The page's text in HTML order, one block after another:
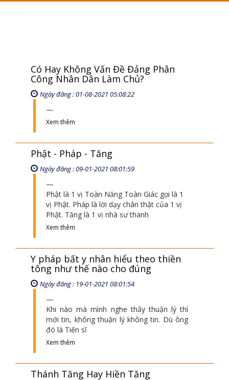
Có Hay Không Vấn Đề Đảng Phân
Công Nhân Dân Làm Chủ?
Ngày đăng : 01-08-2021 05:08:22
Xem thêm
Phật - Pháp - Tăng
Ngày đăng : 09-01-2021 08:01:59
Phật là 1 vị Toàn Năng Toàn Giác gọi là 1
vị Phật. Pháp là lời dạy chân thật của 1 vị
Phật. Tăng là 1 vị nhà sư thanh
Xem thêm
Y pháp bất y nhân hiểu theo thiền
tông như thế nào cho đúng
Ngày đăng : 19-01-2021 08:01:54
Khi nào mà mình nghe thấy thuận lý thì
mới tin, không thuận lý không tin. Dù ông
đó là Tiến sĩ
Xem thêm
Thánh Tăng Hay Hiền Tăng